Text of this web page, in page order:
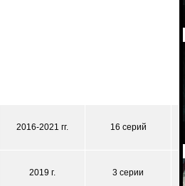
2016-2021 гг. 16 серий
2019 г. 3 серии